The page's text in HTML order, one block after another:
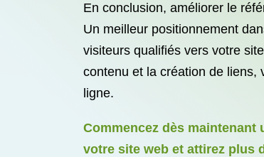
En conclusion, améliorer le
Un meilleur positionnement
visiteurs qualifiés vers votre
contenu et la création de liens,
ligne.
Commencez dès
votre site web et attirez plus